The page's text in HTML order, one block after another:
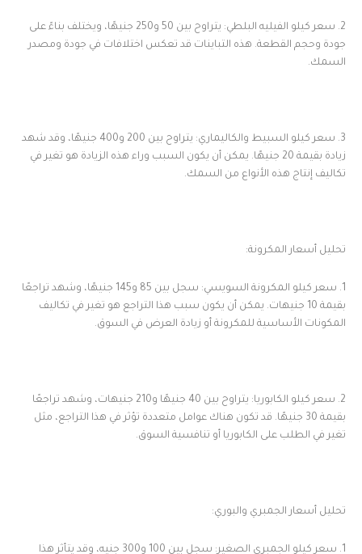
2. سعر كيلو الفيليه البلطي: يتراوح بين 50 و250 جنيهًا، ويختلف بناءً على
جودة وحجم القطعة. هذه التباينات قد تعكس اختلافات في جودة ومصدر
السمك.
3. سعر كيلو السبيط والكاليماري: يتراوح بين 200 و400 جنيهًا، وقد شهد
زيادة بقيمة 20 جنيهًا. يمكن أن يكون السبب وراء هذه الزيادة هو تغير في
تكاليف إنتاج هذه الأنواع من السمك.
تحليل أسعار المكرونة:
1. سعر كيلو المكرونة السويسي: سجل بين 85 و145 جنيهًا، وشهد تراجعًا
بقيمة 10 جنيهات. يمكن أن يكون سبب هذا التراجع هو تغير في تكاليف
المكونات الأساسية للمكرونة أو زيادة العرض في السوق.
2. سعر كيلو الكابوريا: يتراوح بين 40 جنيهًا و210 جنيهات، وشهد تراجعًا
بقيمة 30 جنيهًا. قد تكون هناك عوامل متعددة تؤثر في هذا التراجع، مثل
تغير في الطلب على الكابوريا أو تنافسية السوق.
تحليل أسعار الجمبري والبوري:
1. سعر كيلو الجمبري الصغير: سجل بين 100 و300 جنيه، وقد يتأثر هذا